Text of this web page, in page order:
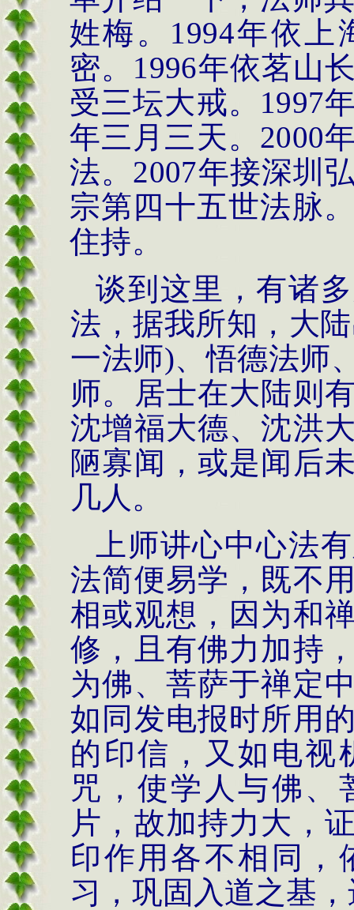
姓梅。 1994年依上
密。 1996年依茗山
受三坛大戒。 1997
年三月三天。 2000
法。 2007年接深圳
宗第四十五世法脉
住持。
谈到这里，有诸
法，据我所知，大
一法师)、悟德法师
师。居士在大陆则
沈增福大德、沈洪
陋寡闻，或是闻后
几人。
上师讲心中心法
法简便易学，既不
相或观想，因为和
修，且有佛力加持
为佛、菩萨于禅定
如同发电报时所用
的印信，又如电视
咒，使学人与佛、
片，故加持力大，
印作用各不相同，
习，巩固入道之基